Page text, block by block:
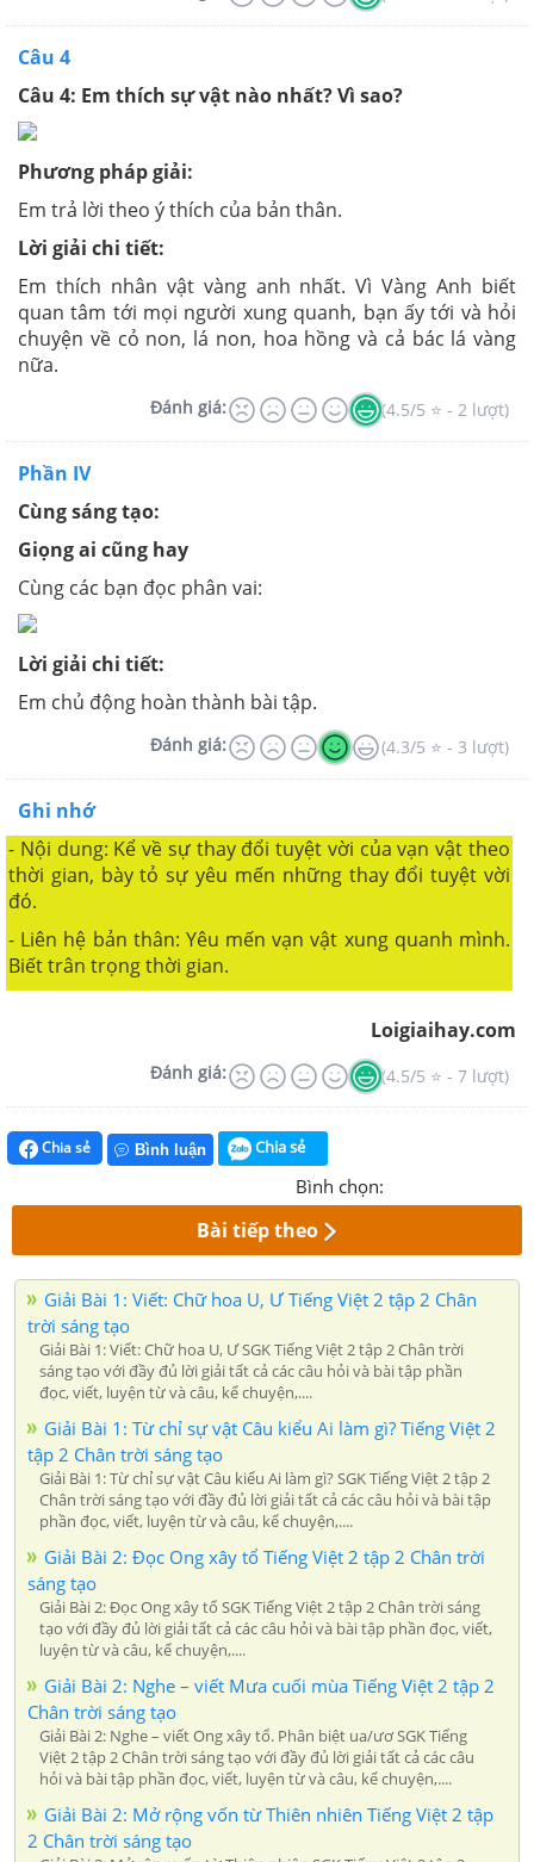
Câu 4
Câu 4: Em thích sự vật nào nhất? Vì sao?
Phương pháp giải:
Em trả lời theo ý thích của bản thân.
Lời giải chi tiết:
Em thích nhân vật vàng anh nhất. Vì Vàng Anh biết
quan tâm tới mọi người xung quanh, bạn ấy tới và hỏi
chuyện về cỏ non, lá non, hoa hồng và cả bác lá vàng
nữa.
Đánh giá: (4.5/5 ⭐ - 2 lượt)
Phần IV
Cùng sáng tạo:
Giọng ai cũng hay
Cùng các bạn đọc phân vai:
Lời giải chi tiết:
Em chủ động hoàn thành bài tập.
Đánh giá: (4.3/5 ⭐ - 3 lượt)
Ghi nhớ
- Nội dung: Kể về sự thay đổi tuyệt vời của vạn vật theo
thời gian, bày tỏ sự yêu mến những thay đổi tuyệt vời
đó.
- Liên hệ bản thân: Yêu mến vạn vật xung quanh mình.
Biết trân trọng thời gian.
Loigiaihay.com
Đánh giá: (4.5/5 ⭐ - 7 lượt)
Chia sẻ Bình luận Chia sẻ
Bình chọn:
Bài tiếp theo
Giải Bài 1: Viết: Chữ hoa U, Ư Tiếng Việt 2 tập 2 Chân
trời sáng tạo
Giải Bài 1: Viết: Chữ hoa U, Ư SGK Tiếng Việt 2 tập 2 Chân trời
sáng tạo với đầy đủ lời giải tất cả các câu hỏi và bài tập phần
đọc, viết, luyện từ và câu, kể chuyện,....
Giải Bài 1: Từ chỉ sự vật Câu kiểu Ai làm gì? Tiếng Việt 2
tập 2 Chân trời sáng tạo
Giải Bài 1: Từ chỉ sự vật Câu kiểu Ai làm gì? SGK Tiếng Việt 2 tập 2
Chân trời sáng tạo với đầy đủ lời giải tất cả các câu hỏi và bài tập
phần đọc, viết, luyện từ và câu, kể chuyện,....
Giải Bài 2: Đọc Ong xây tổ Tiếng Việt 2 tập 2 Chân trời
sáng tạo
Giải Bài 2: Đọc Ong xây tổ SGK Tiếng Việt 2 tập 2 Chân trời sáng
tạo với đầy đủ lời giải tất cả các câu hỏi và bài tập phần đọc, viết,
luyện từ và câu, kể chuyện,....
Giải Bài 2: Nghe – viết Mưa cuối mùa Tiếng Việt 2 tập 2
Chân trời sáng tạo
Giải Bài 2: Nghe – viết Ong xây tổ. Phân biệt ua/ươ SGK Tiếng
Việt 2 tập 2 Chân trời sáng tạo với đầy đủ lời giải tất cả các câu
hỏi và bài tập phần đọc, viết, luyện từ và câu, kể chuyện,....
Giải Bài 2: Mở rộng vốn từ Thiên nhiên Tiếng Việt 2 tập
2 Chân trời sáng tạo